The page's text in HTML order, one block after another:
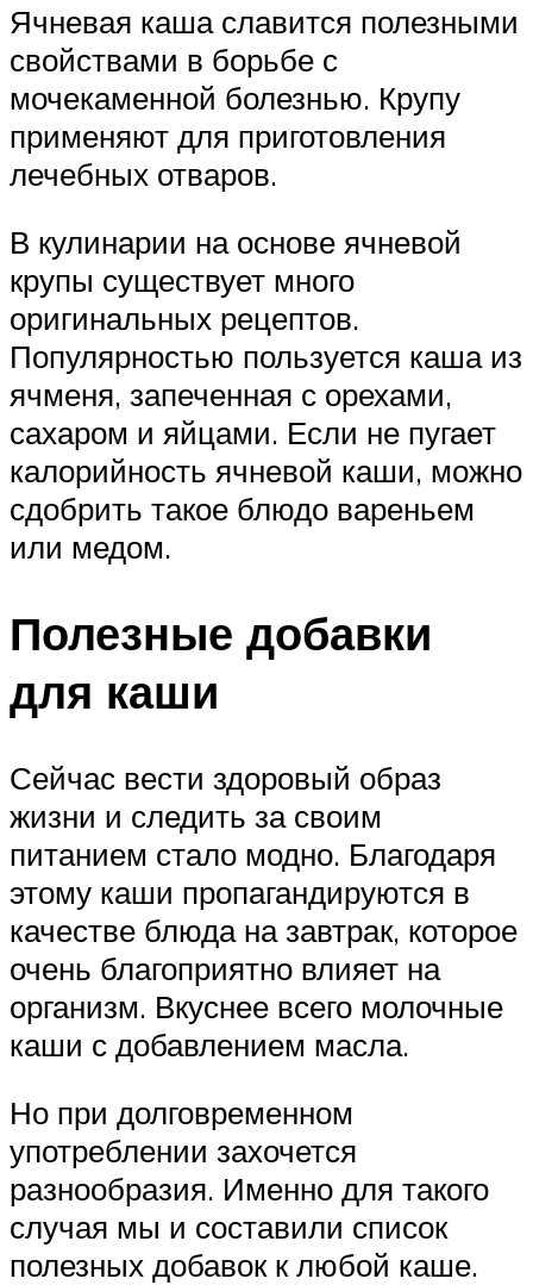
Ячневая каша славится полезными
свойствами в борьбе с
мочекаменной болезнью. Крупу
применяют для приготовления
лечебных отваров.
В кулинарии на основе ячневой
крупы существует много
оригинальных рецептов.
Популярностью пользуется каша из
ячменя, запеченная с орехами,
сахаром и яйцами. Если не пугает
калорийность ячневой каши, можно
сдобрить такое блюдо вареньем
или медом.
Полезные добавки
для каши
Сейчас вести здоровый образ
жизни и следить за своим
питанием стало модно. Благодаря
этому каши пропагандируются в
качестве блюда на завтрак, которое
очень благоприятно влияет на
организм. Вкуснее всего молочные
каши с добавлением масла.
Но при долговременном
употреблении захочется
разнообразия. Именно для такого
случая мы и составили список
полезных добавок к любой каше.